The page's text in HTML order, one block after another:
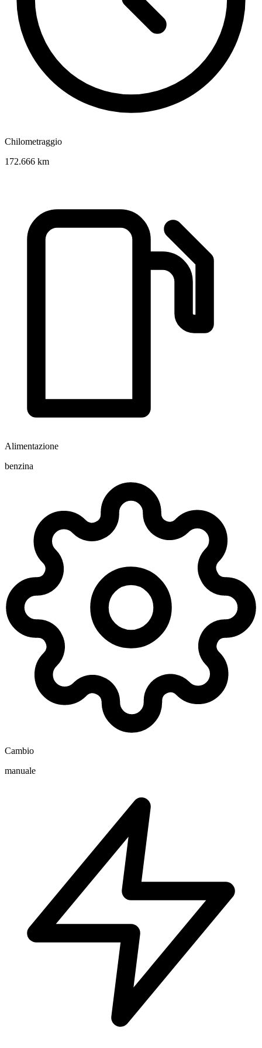
Chilometraggio
172.666 km
Alimentazione
benzina
Cambio
manuale